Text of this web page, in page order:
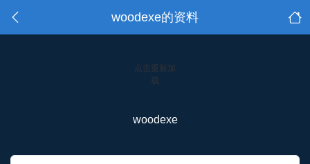
woodexe的资料
点击重新加
载
woodexe